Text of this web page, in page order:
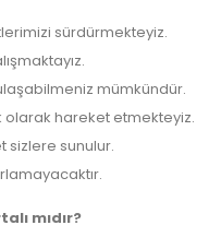
sürdürmekteyiz.
mümkündür.
olarak hareket etmekteyiz.
sizlere sunulur.
mıdır?